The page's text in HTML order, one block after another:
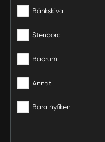
Bänkskiva
Stenbord
Badrum
Annat
Bara nyfiken